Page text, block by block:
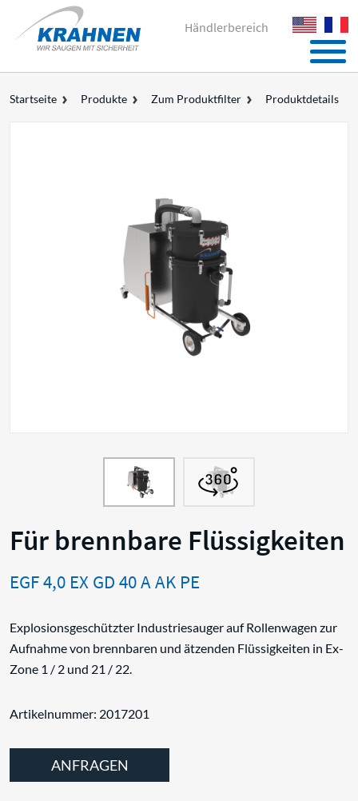
Händlerbereich
Startseite Produkte Zum Produktfilter Produktdetails
Für brennbare Flüssigkeiten
EGF 4,0 EX GD 40 A AK PE
Explosionsgeschützter Industriesauger auf Rollenwagen zur
Aufnahme von brennbaren und ätzenden Flüssigkeiten in Ex-
Zone 1 / 2 und 21 / 22.
Artikelnummer: 2017201
ANFRAGEN